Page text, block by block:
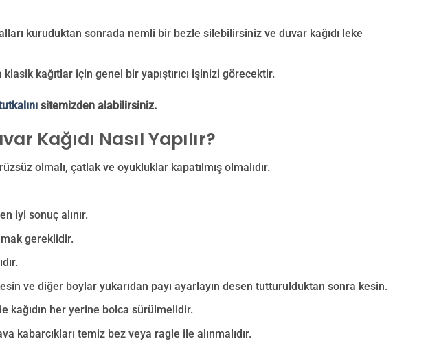
kuruduktan sonrada nemli bir bezle silebilirsiniz ve duvar kağıdı leke
kağıtlar için genel bir yapıştırıcı işinizi görecektir.
sitemizden alabilirsiniz.
Kağıdı Nasıl Yapılır?
olmalı, çatlak ve oyukluklar kapatılmış olmalıdır.
iyi sonuç alınır.
gereklidir.
ve diğer boylar yukarıdan payı ayarlayın desen tutturulduktan sonra kesin.
kağıdın her yerine bolca sürülmelidir.
kabarcıkları temiz bez veya ragle ile alınmalıdır.